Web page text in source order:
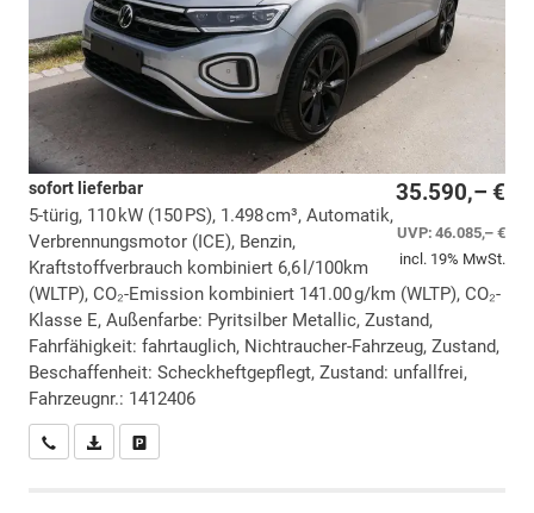
35.590,– €
UVP:46.085,– €
incl. 19% MwSt.
sofort lieferbar
5-türig, 110 kW (150 PS), 1.498 cm³, Automatik,
Verbrennungsmotor (ICE), Benzin,
Kraftstoffverbrauch kombiniert 6,6 l/100km
(WLTP), CO₂-Emission kombiniert 141.00 g/km (WLTP), CO₂-
Klasse E, Außenfarbe: Pyritsilber Metallic, Zustand,
Fahrfähigkeit: fahrtauglich, Nichtraucher-Fahrzeug, Zustand,
Beschaffenheit: Scheckheftgepflegt, Zustand: unfallfrei,
Fahrzeugnr.: 1412406
Wir rufen Sie anPDF-Datei, Fahrzeugexposé drucken